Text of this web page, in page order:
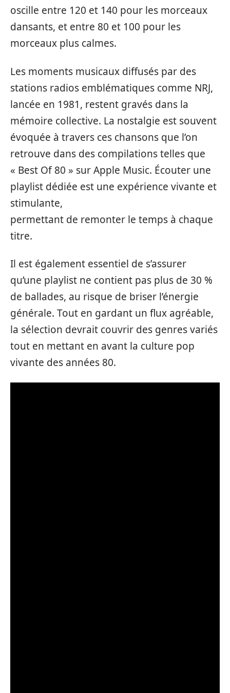
oscille entre 120 et 140 pour les morceaux
dansants, et entre 80 et 100 pour les
morceaux plus calmes.
Les moments musicaux diffusés par des
stations radios emblématiques comme NRJ,
lancée en 1981, restent gravés dans la
mémoire collective. La nostalgie est souvent
évoquée à travers ces chansons que l’on
retrouve dans des compilations telles que
« Best Of 80 » sur Apple Music. Écouter une
playlist dédiée est une expérience vivante et
stimulante,
permettant de remonter le temps à chaque
titre.
Il est également essentiel de s’assurer
qu’une playlist ne contient pas plus de 30 %
de ballades, au risque de briser l’énergie
générale. Tout en gardant un flux agréable,
la sélection devrait couvrir des genres variés
tout en mettant en avant la culture pop
vivante des années 80.